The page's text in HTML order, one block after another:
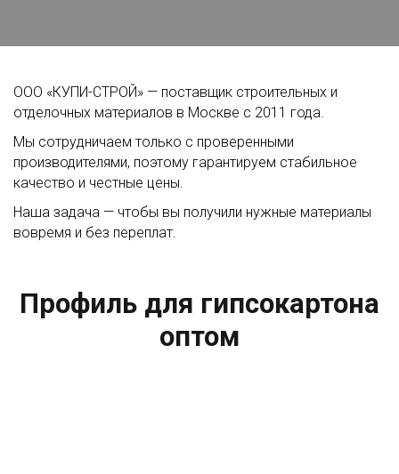
ООО «КУПИ-СТРОЙ» — поставщик строительных и
отделочных материалов в Москве с 2011 года.
Мы сотрудничаем только с проверенными
производителями, поэтому гарантируем стабильное
качество и честные цены.
Наша задача — чтобы вы получили нужные материалы
вовремя и без переплат.
Профиль для гипсокартона
оптом